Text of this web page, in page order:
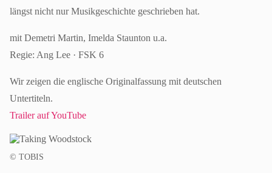
längst nicht nur Musikgeschichte geschrieben hat.
mit Demetri Martin, Imelda Staunton u.a.
Regie: Ang Lee · FSK 6
Wir zeigen die englische Originalfassung mit deutschen
Untertiteln.
Trailer auf YouTube
© TOBIS